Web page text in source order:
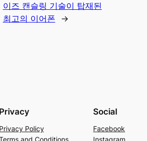
이즈 캔슬링 기술이 탑재된
최고의 이어폰
→
Privacy
Privacy Policy
Social
Facebook